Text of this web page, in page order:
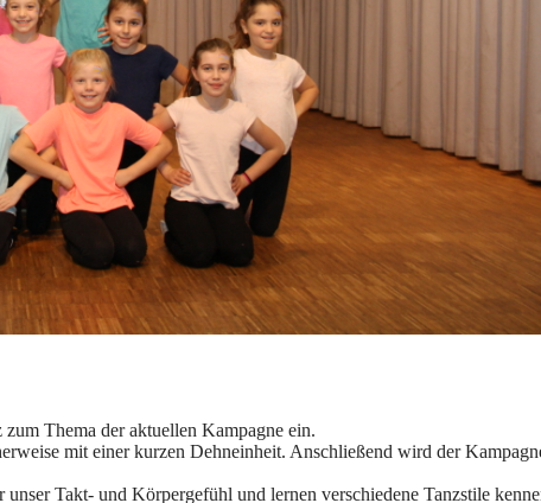
Thema der aktuellen Kampagne ein.
mit einer kurzen Dehneinheit. Anschließend wird der
Takt- und Körpergefühl und lernen verschiedene Tanzstile